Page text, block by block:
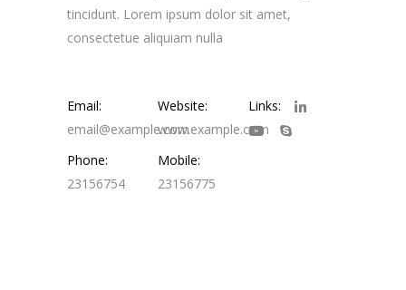
tincidunt. Lorem ipsum dolor sit amet,
consectetue aliquiam nulla
Email:
email@example.com
Website:
www.example.com
Links:
Phone:
23156754
Mobile:
23156775